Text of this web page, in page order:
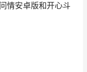
情安卓版和开心斗